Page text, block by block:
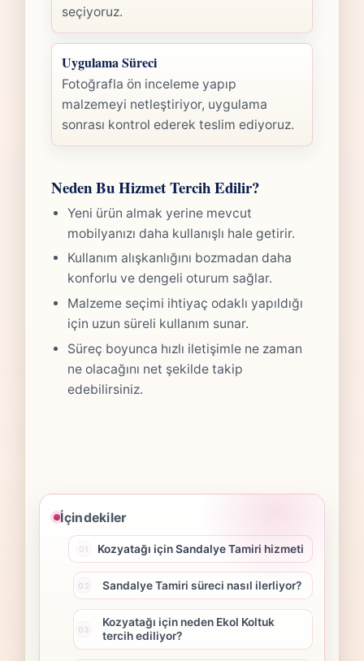
seçiyoruz.
Uygulama Süreci
Fotoğrafla ön inceleme yapıp
malzemeyi netleştiriyor, uygulama
sonrası kontrol ederek teslim ediyoruz.
Neden Bu Hizmet Tercih Edilir?
Yeni ürün almak yerine mevcut
mobilyanızı daha kullanışlı hale getirir.
Kullanım alışkanlığını bozmadan daha
konforlu ve dengeli oturum sağlar.
Malzeme seçimi ihtiyaç odaklı yapıldığı
için uzun süreli kullanım sunar.
Süreç boyunca hızlı iletişimle ne zaman
ne olacağını net şekilde takip
edebilirsiniz.
İçindekiler
Kozyatağı için Sandalye Tamiri hizmeti
Sandalye Tamiri süreci nasıl ilerliyor?
Kozyatağı için neden Ekol Koltuk
tercih ediliyor?